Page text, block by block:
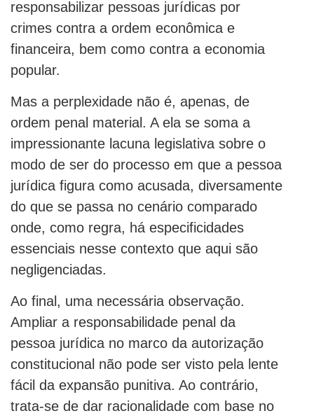
responsabilizar pessoas jurídicas por
crimes contra a ordem econômica e
financeira, bem como contra a economia
popular.
Mas a perplexidade não é, apenas, de
ordem penal material. A ela se soma a
impressionante lacuna legislativa sobre o
modo de ser do processo em que a pessoa
jurídica figura como acusada, diversamente
do que se passa no cenário comparado
onde, como regra, há especificidades
essenciais nesse contexto que aqui são
negligenciadas.
Ao final, uma necessária observação.
Ampliar a responsabilidade penal da
pessoa jurídica no marco da autorização
constitucional não pode ser visto pela lente
fácil da expansão punitiva. Ao contrário,
trata-se de dar racionalidade com base no